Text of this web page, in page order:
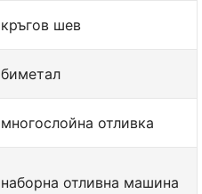
кръгов шев
биметал
многослойна отливка
наборна отливна машина